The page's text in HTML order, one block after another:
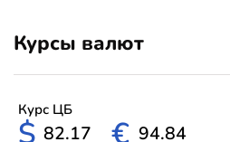
Курсы валют
Курс ЦБ
82.17 94.84